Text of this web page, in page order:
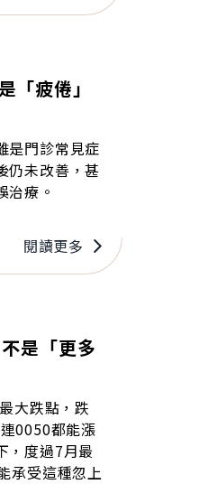
「疲倦」
是門診常見症
仍未改善，甚
治療。
閱讀更多
是「更多
大跌點，跌
0050都能漲
，度過7月最
承受這種忽上